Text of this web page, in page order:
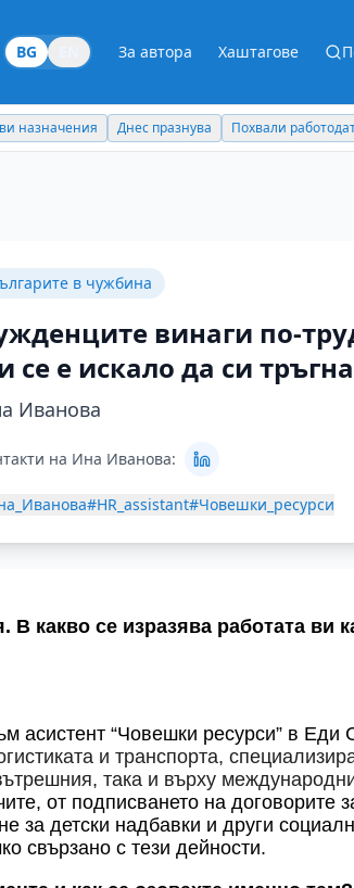
BG За автора Хаштагове
назначения Днес празнува Похвали
в чужбина
винаги по-
се е искало да си тръгна
Иванова
на Ина Иванова:
#HR_assistant#Човешки_ресурси
В какво се изразява работата ви
асистент “Човешки ресурси” в Еди
и транспорта,
така и върху
от подписването на договорите
за детски надбавки и други
свързано с тези дейности.